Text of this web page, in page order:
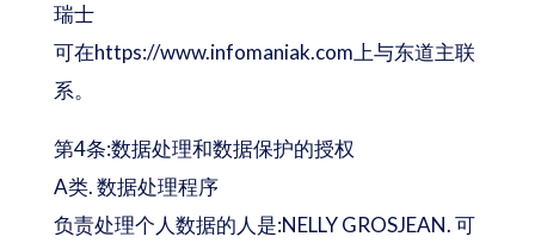
瑞士
可在https://www.infomaniak.com上与东道主联
系。
第4条:数据处理和数据保护的授权
A类. 数据处理程序
负责处理个人数据的人是:NELLY GROSJEAN. 可